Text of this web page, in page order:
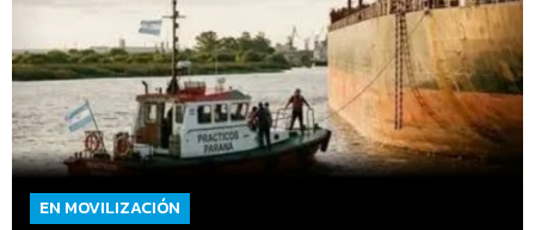
EN MOVILIZACIÓN